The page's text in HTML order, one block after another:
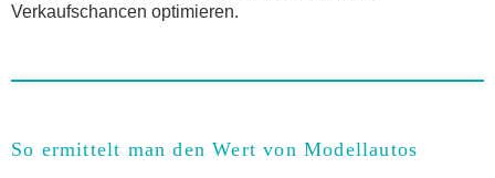
Verkaufschancen optimieren.
So ermittelt man den Wert von Modellautos